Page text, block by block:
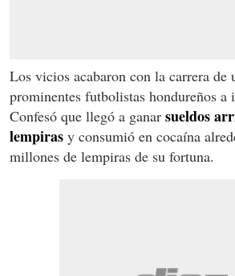
Los vicios acabaron con la carrera de
prominentes futbolistas hondureños a
Confesó que llegó a ganar sueldos
lempiras y consumió en cocaína
millones de lempiras de su fortuna.